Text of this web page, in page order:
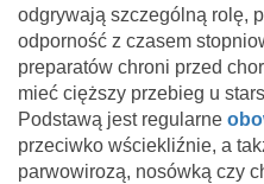
odgrywają szczególną rolę,
odporność z czasem
preparatów chroni przed
mieć cięższy przebieg u
Podstawą jest regularne
przeciwko wściekliźnie, a
parwowirozą, nosówką czy